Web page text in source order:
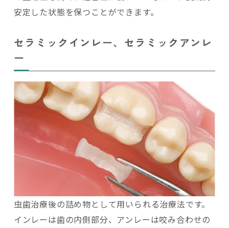
安定した状態を保つことができます。
セラミックインレー、セラミックアンレ
ー
虫歯治療後の詰め物として用いられる治療法です。
インレーは歯の内側部分、アンレーは咬み合わせの